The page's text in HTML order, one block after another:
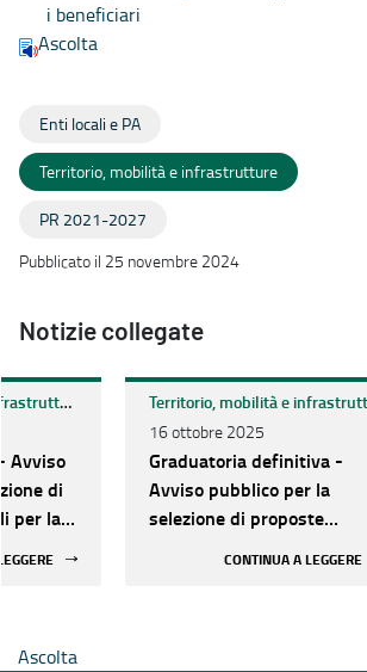
i beneficiari
Ascolta
Enti locali e PA
Territorio, mobilità e infrastrutture
PR 2021-2027
Pubblicato il 25 novembre 2024
Notizie collegate
Territorio, mobilità e infrastrutture
Avviso
di
per la
16 ottobre 2025
Graduatoria definitiva -
Avviso pubblico per la
selezione di proposte
CONTINUA A LEGGERE
Ascolta